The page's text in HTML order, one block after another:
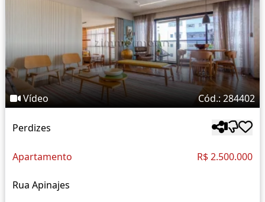
Vídeo Cód.: 284402
Perdizes
Apartamento R$ 2.500.000
Rua Apinajes